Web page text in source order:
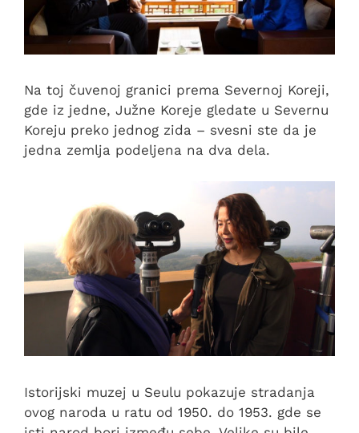
Na toj čuvenoj granici prema Severnoj Koreji,
gde iz jedne, Južne Koreje gledate u Severnu
Koreju preko jednog zida – svesni ste da je
jedna zemlja podeljena na dva dela.
Istorijski muzej u Seulu pokazuje stradanja
ovog naroda u ratu od 1950. do 1953. gde se